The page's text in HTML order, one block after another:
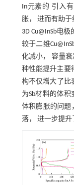
In元素的 引入
胀， 进而有助
3D Cu@InSb电
较于二维
化减小， 容量
种性能提升主要
构不仅增大了比
为Sb材料的体
体积膨胀的问题
落， 进一步提